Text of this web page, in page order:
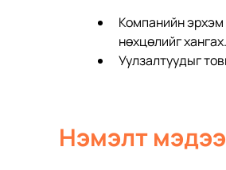
Компанийн
нөхцөлийг хангах.
Уулзалтуудыг
Нэмэлт